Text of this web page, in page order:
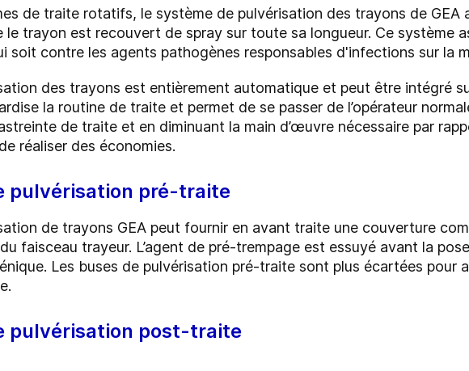
de traite rotatifs, le système de pulvérisation des trayons de GEA
le trayon est recouvert de spray sur toute sa longueur. Ce système
soit contre les agents pathogènes responsables d'infections sur la
des trayons est entièrement automatique et peut être intégré
la routine de traite et permet de se passer de l’opérateur
de traite et en diminuant la main d’œuvre nécessaire par
réaliser des économies.
pulvérisation pré-traite
de trayons GEA peut fournir en avant traite une couverture
faisceau trayeur. L’agent de pré-trempage est essuyé avant la
Les buses de pulvérisation pré-traite sont plus écartées pour
pulvérisation post-traite